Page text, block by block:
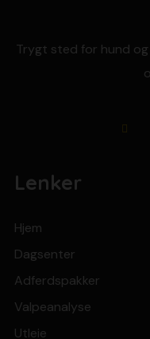
Trygt sted for hund
Lenker
Hjem
Dagsenter
Adferdspakker
Valpeanalyse
Utleie